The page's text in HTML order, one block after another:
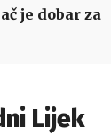
je dobar za
Lijek